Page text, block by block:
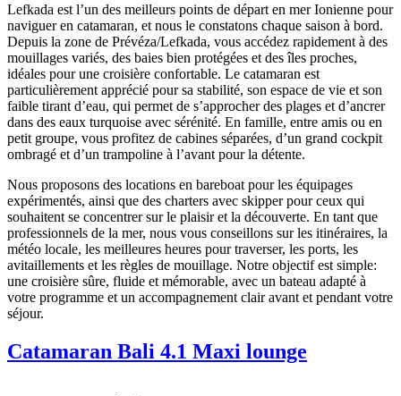
Lefkada est l’un des meilleurs points de départ en mer Ionienne pour
naviguer en catamaran, et nous le constatons chaque saison à bord.
Depuis la zone de Prévéza/Lefkada, vous accédez rapidement à des
mouillages variés, des baies bien protégées et des îles proches,
idéales pour une croisière confortable. Le catamaran est
particulièrement apprécié pour sa stabilité, son espace de vie et son
faible tirant d’eau, qui permet de s’approcher des plages et d’ancrer
dans des eaux turquoise avec sérénité. En famille, entre amis ou en
petit groupe, vous profitez de cabines séparées, d’un grand cockpit
ombragé et d’un trampoline à l’avant pour la détente.
Nous proposons des locations en bareboat pour les équipages
expérimentés, ainsi que des charters avec skipper pour ceux qui
souhaitent se concentrer sur le plaisir et la découverte. En tant que
professionnels de la mer, nous vous conseillons sur les itinéraires, la
météo locale, les meilleures heures pour traverser, les ports, les
avitaillements et les règles de mouillage. Notre objectif est simple:
une croisière sûre, fluide et mémorable, avec un bateau adapté à
votre programme et un accompagnement clair avant et pendant votre
séjour.
Catamaran Bali 4.1 Maxi lounge